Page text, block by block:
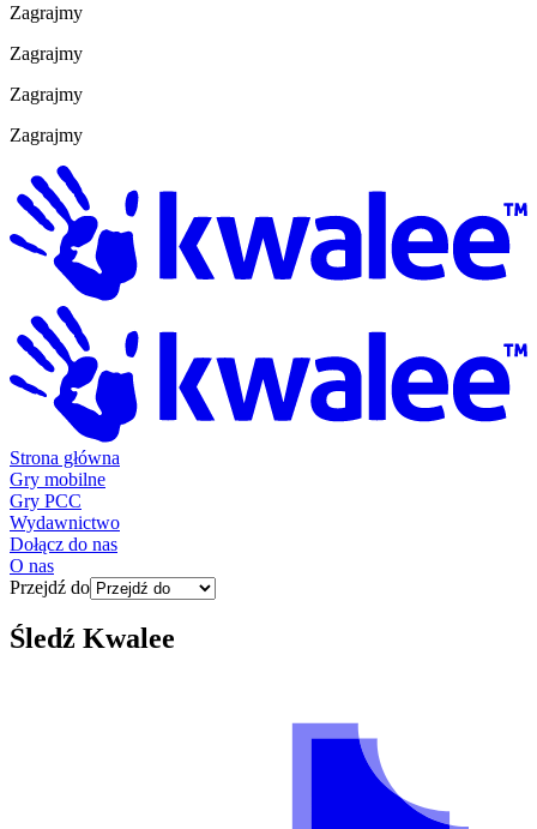
Zagrajmy
Zagrajmy
Zagrajmy
Zagrajmy
Strona główna
Gry mobilne
Gry PCC
Wydawnictwo
Dołącz do nas
O nas
Przejdź do
Śledź Kwalee